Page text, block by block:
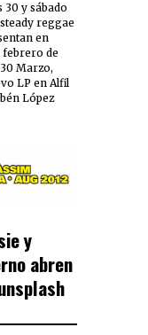
y sábado
reggae
en
febrero de
Marzo,
LP en Alfil
López
y
abren